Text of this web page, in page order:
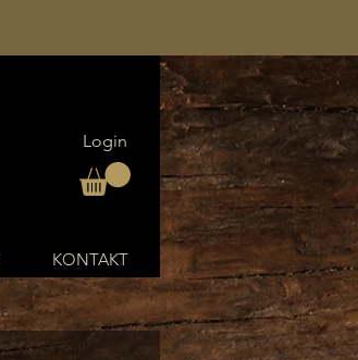
Login
KONTAKT